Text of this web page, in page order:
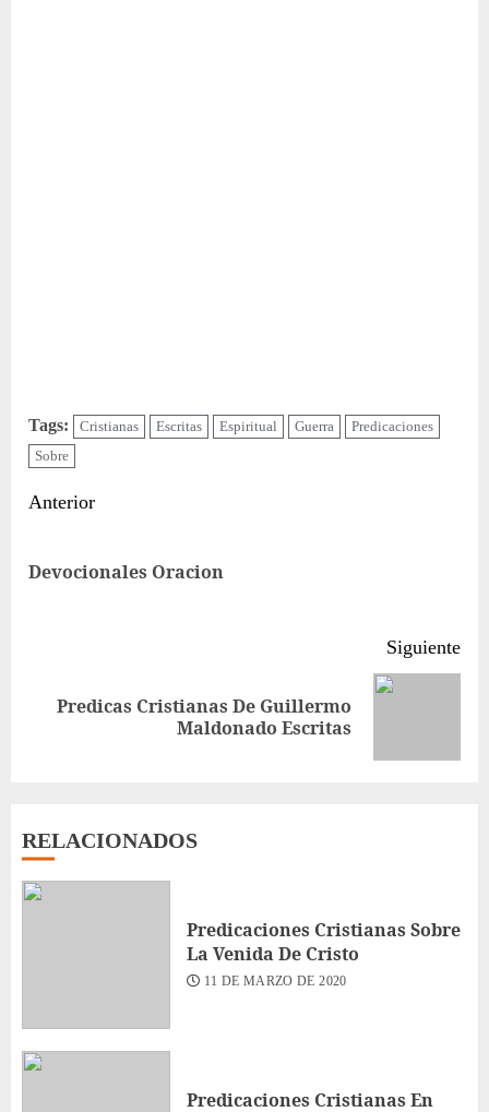
Tags: Cristianas Escritas Espiritual Guerra
Predicaciones
Sobre
Sigue
Anterior
Devocionales Oracion
Siguiente
Siguiente
Predicas Cristianas De Guillermo
Maldonado Escritas
RELACIONADOS
Predicaciones Cristianas Sobre
La Venida De Cristo
11 DE MARZO DE 2020
Predicaciones Cristianas En